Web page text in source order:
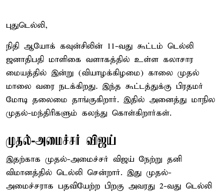
புதுடெல்லி,
நிதி ஆயோக் கவுன்சிலின் 11-வது கூட்டம் டெல்லி
ஜனாதிபதி மாளிகை வளாகத்தில் உள்ள கலாசார
மையத்தில் இன்று (வியாழக்கிழமை) காலை முதல்
மாலை வரை நடக்கிறது. இந்த கூட்டத்துக்கு பிரதமர்
மோடி தலைமை தாங்குகிறார். இதில் அனைத்து மாநில
முதல்-மந்திரிகளும் கலந்து கொள்கிறார்கள்.
முதல்-அமைச்சர் விஜய்
இதற்காக முதல்-அமைச்சர் விஜய் நேற்று தனி
விமானத்தில் டெல்லி சென்றார். இது முதல்-
அமைச்சராக பதவியேற்ற பிறகு அவரது 2-வது டெல்லி